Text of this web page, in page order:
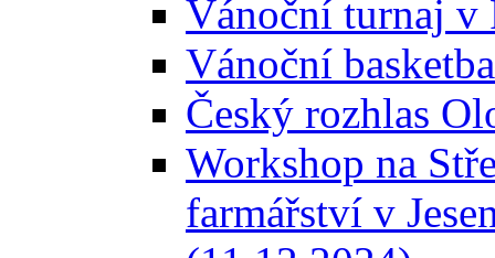
Vánoční turnaj v
Vánoční
Český rozhlas
Workshop na
farmářství v